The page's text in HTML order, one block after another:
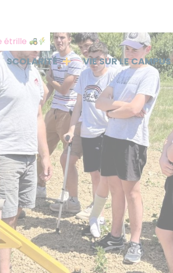
SCOLARITÉ VIE SUR LE CAMPUS
étrille